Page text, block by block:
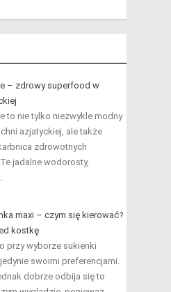
– zdrowy superfood w
to nie tylko niezwykle modny
azjatyckiej, ale także
zdrowotnych
jadalne wodorosty,
maxi – czym się kierować?
kostkę
przy wyborze sukienki
swoimi preferencjami.
dobrze odbija się to